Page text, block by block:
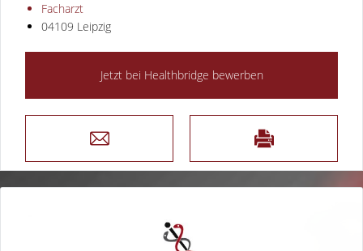
Facharzt
04109 Leipzig